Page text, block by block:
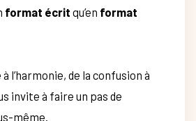
format écrit qu’en format
l’harmonie, de la confusion à
invite à faire un pas de
même.